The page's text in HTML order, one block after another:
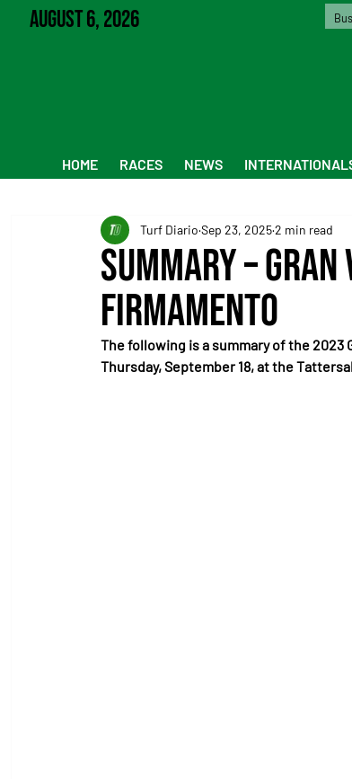
August 6, 2026
HOME RACES NEWS
Summary –
Firmamento
Turf Diario Sep 23, 20252 min read
The following is a summary of the 2023
Thursday, September 18, at the